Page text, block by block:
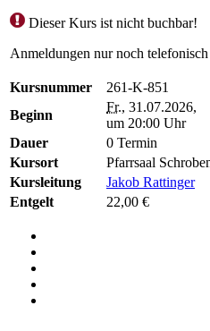
Dieser Kurs ist nicht buchbar!
Anmeldungen nur noch
Kursnummer
261-K-851
Beginn
Fr., 31.07.2026,
um 20:00 Uhr
Dauer
0 Termin
Kursort
Pfarrsaal
Kursleitung
Jakob Rattinger
Entgelt
22,00 €